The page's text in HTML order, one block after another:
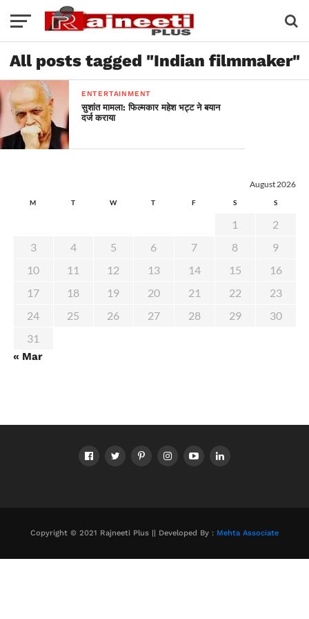
All posts tagged "Indian filmmaker"
ENTERTAINMENT
सुशांत मामला: फिल्मकार महेश भट्ट ने बयान
दर्ज कराया
August 2026
M T W T F S S
1
2
3
4 5 6 7 8
9
10
11 12 13 14 15
16
17
18 19 20 21 22
23
24
25 26 27 28 29
30
31
« Mar
Copyright © 2021 Rajneeti Plus || Developed By : Mehta Associate